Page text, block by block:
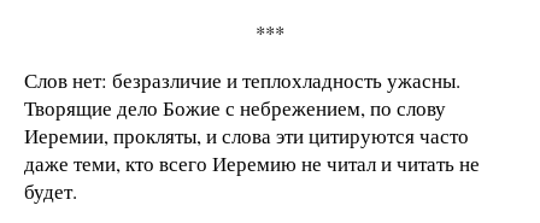
***
Слов нет: безразличие и теплохладность ужасны.
Творящие дело Божие с небрежением, по слову
Иеремии, прокляты, и слова эти цитируются часто
даже теми, кто всего Иеремию не читал и читать не
будет.